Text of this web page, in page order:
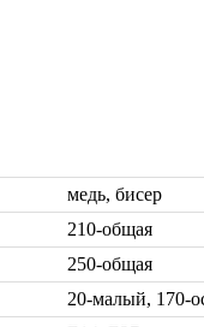
медь, бисер
210-общая
250-общая
20-малый, 170-